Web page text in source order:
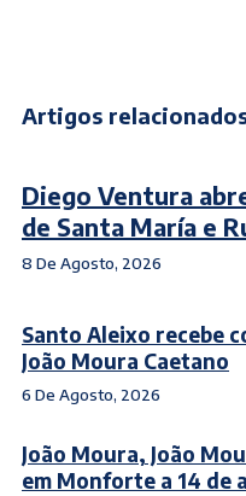
Artigos
Diego Ventura
de Santa María e
8 De Agosto, 2026
Santo Aleixo recebe
João Moura Caetano
6 De Agosto, 2026
João Moura, João
em Monforte a 14 de